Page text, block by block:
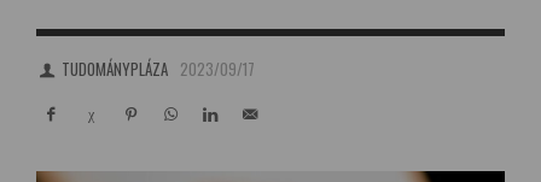
TUDOMÁNYPLÁZA 2023/09/17